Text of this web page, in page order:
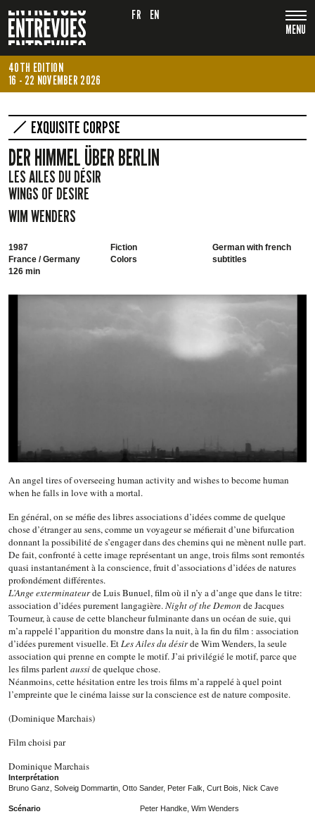
MENU
FR EN
40TH EDITION
16 - 22 NOVEMBER 2026
EXQUISITE CORPSE
DER HIMMEL ÜBER BERLIN
LES AILES DU DÉSIR
WINGS OF DESIRE
WIM WENDERS
1987
France / Germany
126 min
Fiction
Colors
German with french
subtitles
An angel tires of overseeing human activity and wishes to become human
when he falls in love with a mortal.
En général, on se méfie des libres associations d’idées comme de quelque
chose d’étranger au sens, comme un voyageur se méfierait d’une bifurcation
donnant la possibilité de s’engager dans des chemins qui ne mènent nulle part.
De fait, confronté à cette image représentant un ange, trois films sont remontés
quasi instantanément à la conscience, fruit d’associations d’idées de natures
profondément différentes.
L’Ange exterminateurde Luis Bunuel, film où il n’y a d’ange que dans le titre:
association d’idées purement langagière.Night of the Demon de Jacques
Tourneur, à cause de cette blancheur fulminante dans un océan de suie, qui
m’a rappelé l’apparition du monstre dans la nuit, à la fin du film : association
d’idées purement visuelle. EtLes Ailes du désirde Wim Wenders, la seule
association qui prenne en compte le motif. J’ai privilégié le motif, parce que
les films parlentausside quelque chose.
Néanmoins, cette hésitation entre les trois films m’a rappelé à quel point
l’empreinte que le cinéma laisse sur la conscience est de nature composite.
(Dominique Marchais)
Film choisi par
Dominique Marchais
Interprétation
Bruno Ganz, Solveig Dommartin, Otto Sander, Peter Falk, Curt Bois, Nick Cave
Scénario
Peter Handke, Wim Wenders